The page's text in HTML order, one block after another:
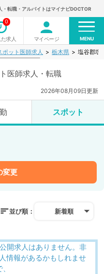
・転職・アルバイトはマイナビDOCTOR
求人
0
マイページ MENU
ポット医師求人 栃木県 塩谷郡塩
医師求人・転職
2026年08月09日更新
スポット
変更
並び順： 新着順
開求人はありません。非
情報があるかもしれませ